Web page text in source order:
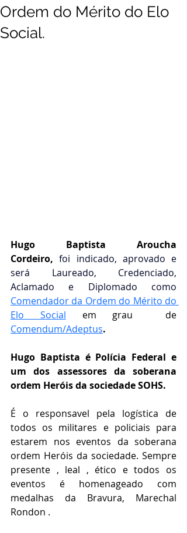
Ordem do Mérito do Elo
Social.
Hugo Baptista Aroucha
Cordeiro, foi indicado, aprovado e
será Laureado, Credenciado,
Comendador da Ordem do Mérito do
Elo Social
Comendum/Adeptus.
Hugo Baptista é Polícia Federal e
um dos assessores da soberana
ordem Heróis da sociedade SOHS.
É o responsavel pela logística de
todos os militares e policiais para
estarem nos eventos da soberana
ordem Heróis da sociedade. Sempre
presente , leal , ético e todos os
eventos é homenageado com
medalhas da Bravura, Marechal
Rondon .